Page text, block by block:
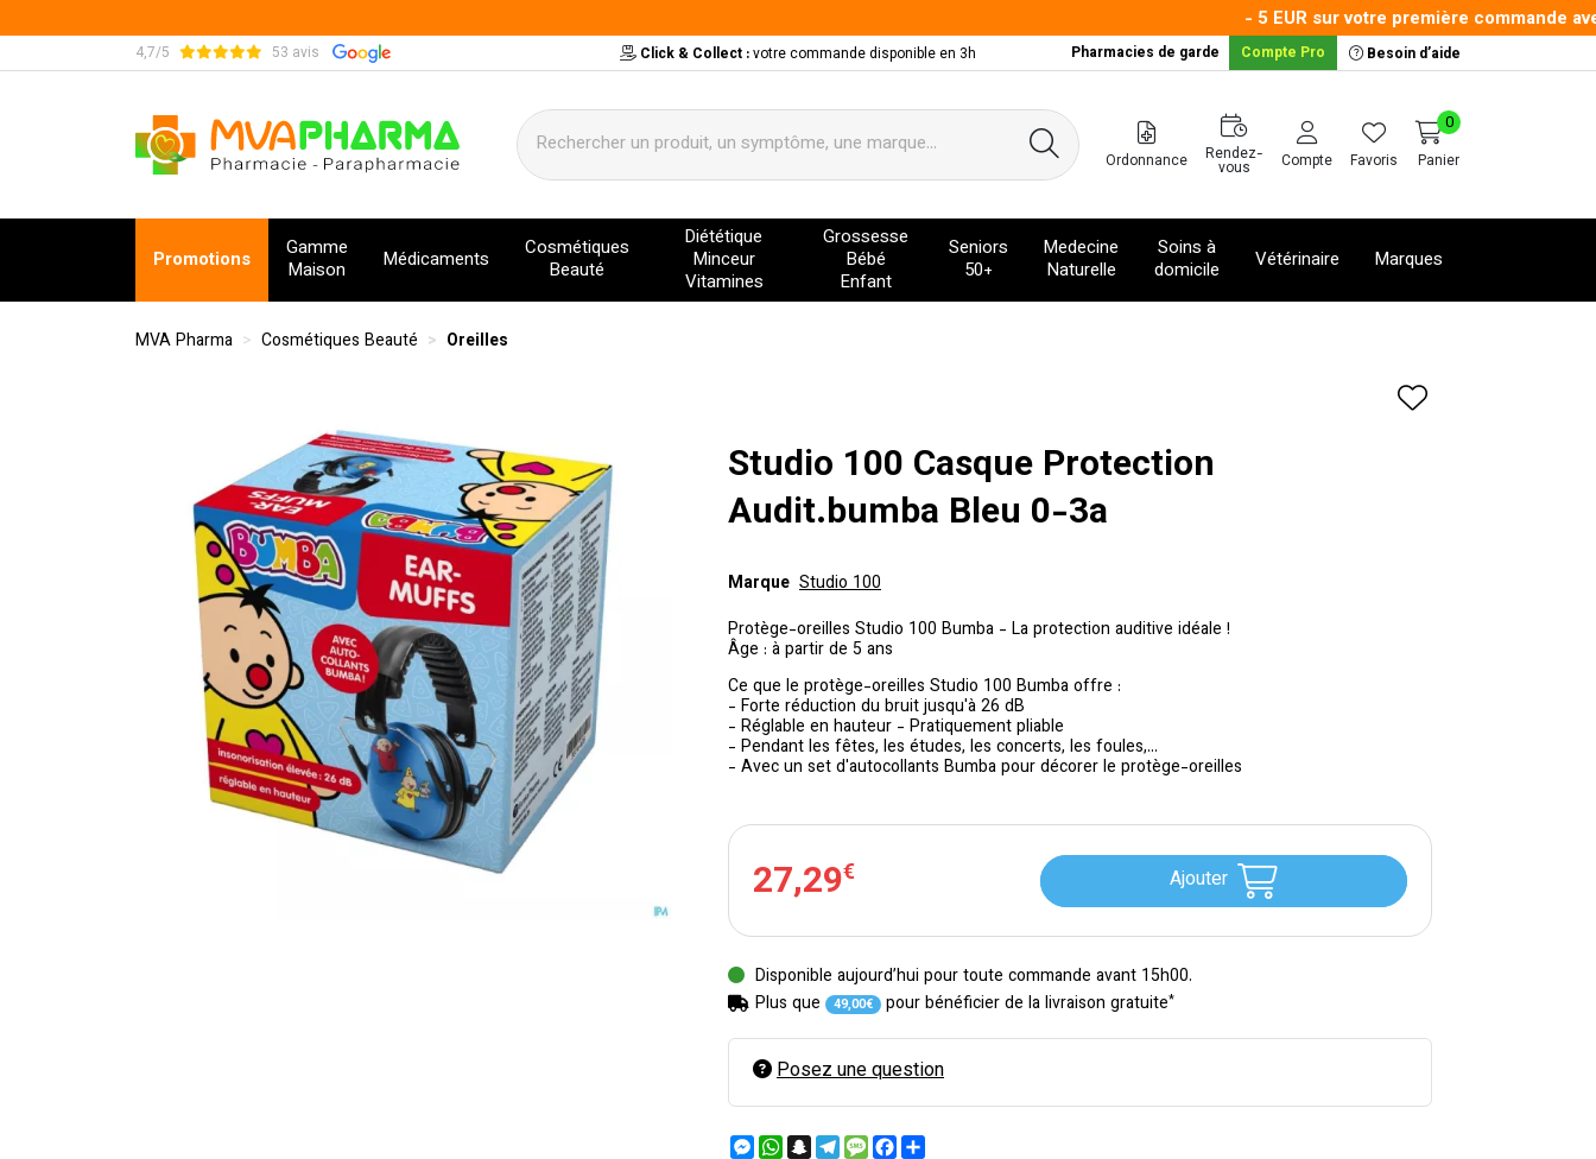
- 5 EUR sur votre première commande
4,7/5 53 avis Click & Collect :votre commande disponible en 3h Pharmacies de garde Compte Pro Besoin d’aide
MVA Pharma Votre pharmacie en ligne à votre service Ordonnance Rendez-
vous Compte Favoris Panier
0
Promotions
Gamme
Maison
Médicaments
Cosmétiques
Beauté
Diététique
Minceur
Vitamines
Grossesse
Bébé
Enfant
Seniors
50+
Medecine
Naturelle
Soins à
domicile
Vétérinaire Marques
MVA Pharma Cosmétiques Beauté Oreilles
Studio 100 Casque Protection
Audit.bumba Bleu 0-3a
Marque Studio 100
Protège-oreilles Studio 100 Bumba - La protection auditive idéale !
Âge : à partir de 5 ans
Ce que le protège-oreilles Studio 100 Bumba offre :
- Forte réduction du bruit jusqu'à 26 dB
- Réglable en hauteur - Pratiquement pliable
- Pendant les fêtes, les études, les concerts, les foules,...
- Avec un set d'autocollants Bumba pour décorer le protège-oreilles
27,29€ Ajouter
Disponible aujourd’hui pour toute commande avant 15h00.
Plus que
49,00€ pour bénéficier de la livraison gratuite*
Posez une question
Messenger
WhatsApp
Snapchat
Telegram
MessageFacebook